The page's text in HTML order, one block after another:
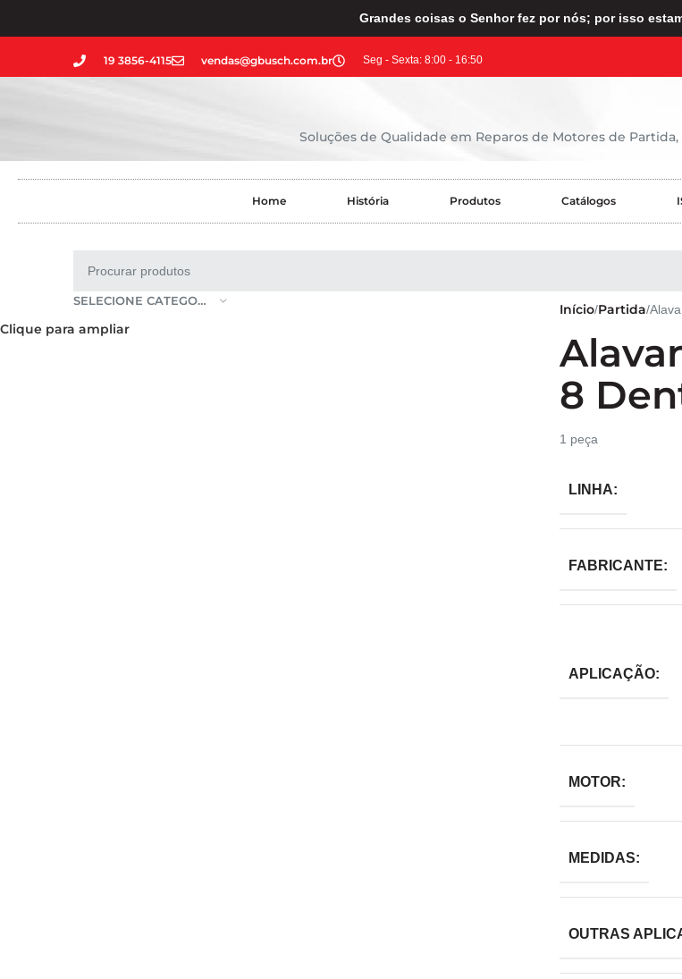
Grandes coisas o Senhor fez por nós; por isso
19 3856-4115 vendas@gbusch.com.br Seg - Sexta: 8:00 - 16:50
Soluções de Qualidade em Reparos de Motores de
Home História Produtos Catálogos
SELECIONE CATEGORIA
Clique para ampliar
Início Partida
8
1 peça
LINHA:
FABRICANTE:
APLICAÇÃO:
MOTOR:
MEDIDAS:
OUTRAS